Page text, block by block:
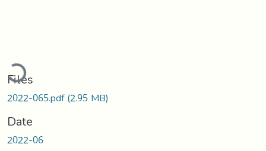
Files
2022-065.pdf(2.95 MB)
Date
2022-06